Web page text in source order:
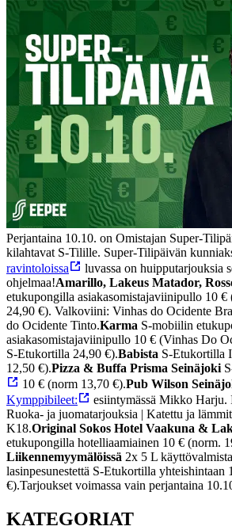
Perjantaina 10.10. on Omistajan Super-
kilahtavat S-Tilille. Super-Tilipäivän
ravintoloissa
luvassa on huipputarjouksia
ohjelmaa!Amarillo, Lakeus Matador,
etukupongilla asiakasomistajaviinipullo 10
24,90 €). Valkoviini: Vinhas do Ocidente
do Ocidente Tinto.Karma S-mobiilin
asiakasomistajaviinipullo 10 € (Vinhas Do
S-Etukortilla 24,90 €).Babista S-Etukortilla
12,50 €).Pizza & Buffa Prisma Seinäjoki
10 € (norm 13,70 €).Pub Wilson
Kymppibileet:
esiintymässä Mikko Harju.
Ruoka- ja juomatarjouksia | Katettu ja
K18.Original Sokos Hotel Vaakuna &
etukupongilla hotelliaamiainen 10 € (norm.
Liikennemyymälöissä 2x 5 L
lasinpesunestettä S-Etukortilla yhteishintaan
€).Tarjoukset voimassa vain perjantaina
KATEGORIAT